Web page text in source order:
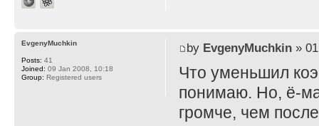
by EvgenyMuchkin» 01
Что уменьшил
понимаю. Но, ё-
громче, чем
EvgenyMuchkin
Posts: 41
Joined: 09 Jan 2008, 10:18
Group: Registered users